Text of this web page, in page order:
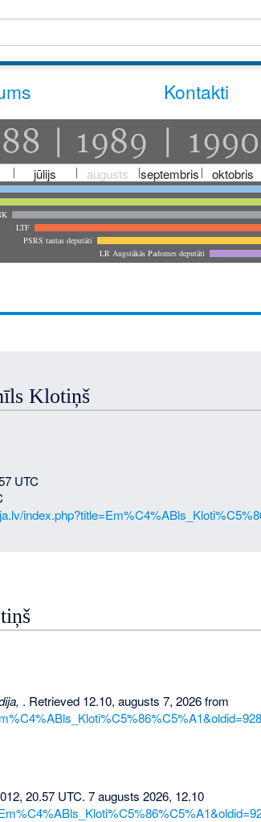
Kontakti
jūlijs augusts septembris oktobris
LTF
PSRS tautas deputāti
LR Augstākās Padomes deputāti
Klotiņš
UTC
. Retrieved 12.10, augusts 7, 2026 from
20.57 UTC. 7 augusts 2026, 12.10